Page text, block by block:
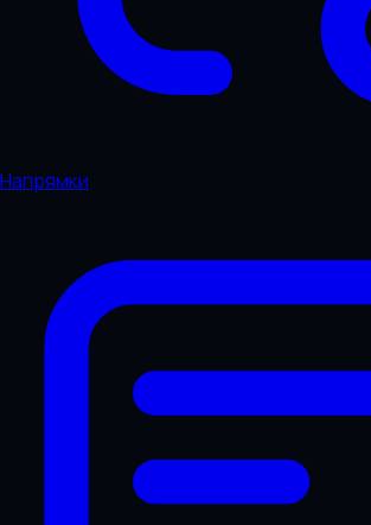
Напрямки